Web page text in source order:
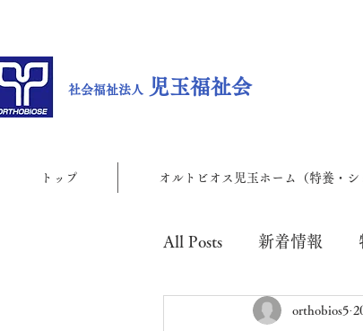
社会福祉法人 児玉福祉会
トップ オルトビオス児玉ホーム（特養・シ
All Posts 新着情報
児玉地域包括支援セ
orthobios5